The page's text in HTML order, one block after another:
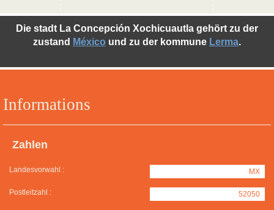
Informations
Zahlen
Landesvorwahl : MX
Postleitzahl : 52050
Die stadt La Concepción Xochicuautla gehört zu der
zustand México und zu der kommune Lerma.